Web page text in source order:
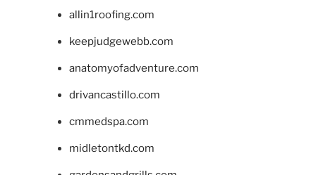
allin1roofing.com
keepjudgewebb.com
anatomyofadventure.com
drivancastillo.com
cmmedspa.com
midletontkd.com